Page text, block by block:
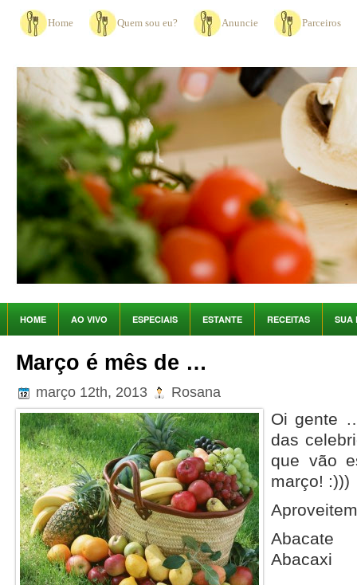
Home Quem sou eu? Anuncie Parceiros
HOME AO VIVO ESPECIAIS ESTANTE RECEITAS SUA
Março é mês de …
março 12th, 2013 Rosana
Oi gente
das
que vão
março! :)))
Abacate
Abacaxi